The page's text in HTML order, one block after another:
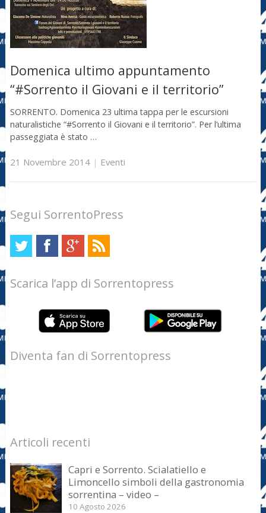
Domenica ultimo appuntamento
“#Sorrento il Giovani e il territorio”
SORRENTO. Domenica 23 ultima tappa per le escursioni
naturalistiche “#Sorrento il Giovani e il territorio”. Per l’ultima
passeggiata è stato …
21 Novembre 2014| Eventi
Segui SorrentoPress
Scarica l’app di Sorrentopress
Diventa fan di Sorrentopress
Articoli recenti
Capri e Sorrento. Scialatiello e
Limoncello simboli della gastronomia
sorrentina – video –
10 Agosto 2026